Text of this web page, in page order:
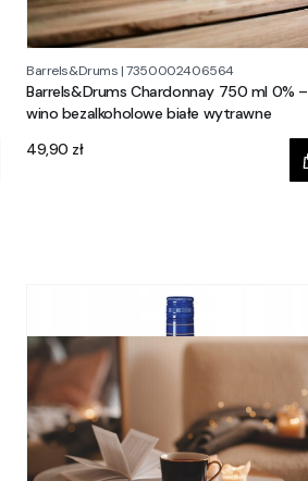
Barrels&Drums |7350002406564
Barrels&Drums Chardonnay 750 ml 0% –
wino bezalkoholowe białe wytrawne
Cena
49,90 zł